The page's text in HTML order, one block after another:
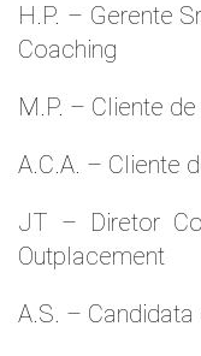
H.P. – Gerente
Coaching
M.P. – Cliente
A.C.A. – Cliente
JT – Diretor
Outplacement
A.S. –